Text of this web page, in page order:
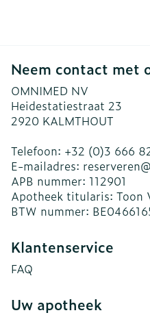
Neem contact met
OMNIMED NV
Heidestatiestraat 23
2920 KALMTHOUT
Telefoon: +32 (0)3 666
E-mailadres: reserveren@
APB nummer: 112901
Apotheek titularis: Toon
BTW nummer:
Klantenservice
FAQ
Uw apotheek